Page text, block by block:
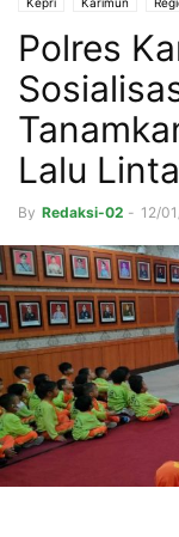
Polres
Lalu
By Redaksi-02 - 12/